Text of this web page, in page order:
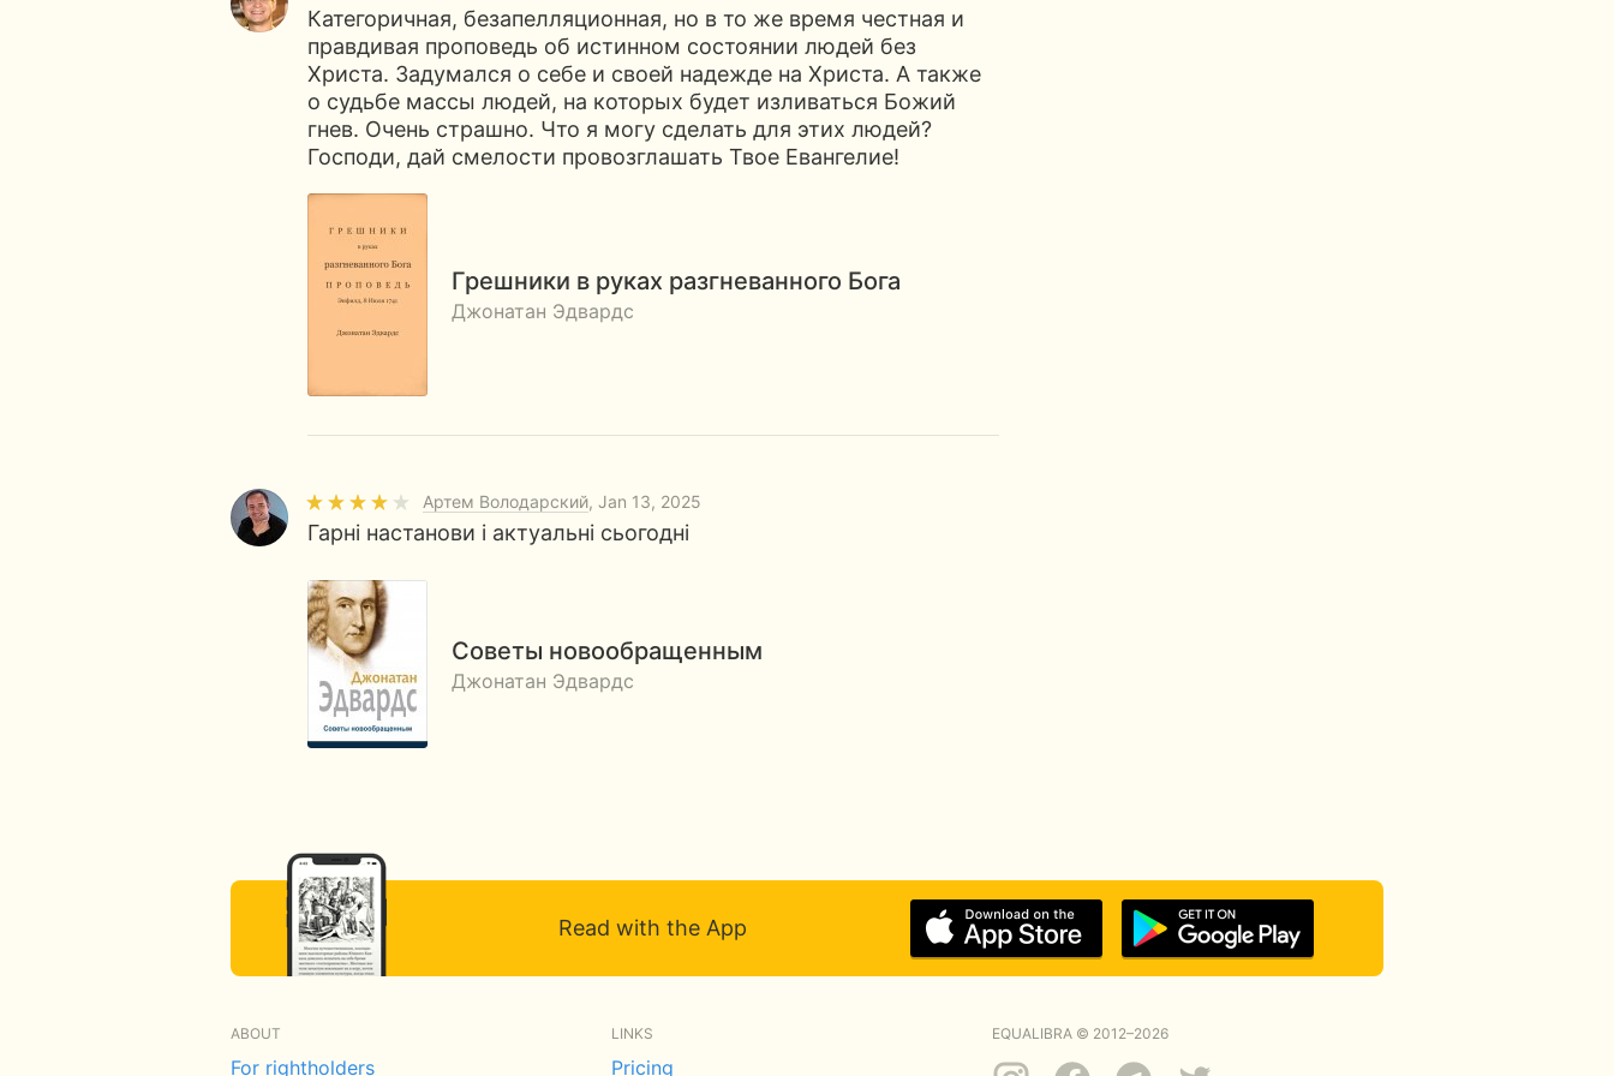
Категоричная, безапелляционная, но в то же время честная и
правдивая проповедь об истинном состоянии людей без
Христа. Задумался о себе и своей надежде на Христа. А также
о судьбе массы людей, на которых будет изливаться Божий
гнев. Очень страшно. Что я могу сделать для этих людей?
Господи, дай смелости провозглашать Твое Евангелие!
Грешники в руках разгневанного Бога
Джонатан Эдвардс
Артем Володарский, Jan 13, 2025
Гарні настанови і актуальні сьогодні
Советы новообращенным
Джонатан Эдвардс
Read with the App
ABOUT
For rightholders
LINKS
Pricing
EQUALIBRA © 2012–2026